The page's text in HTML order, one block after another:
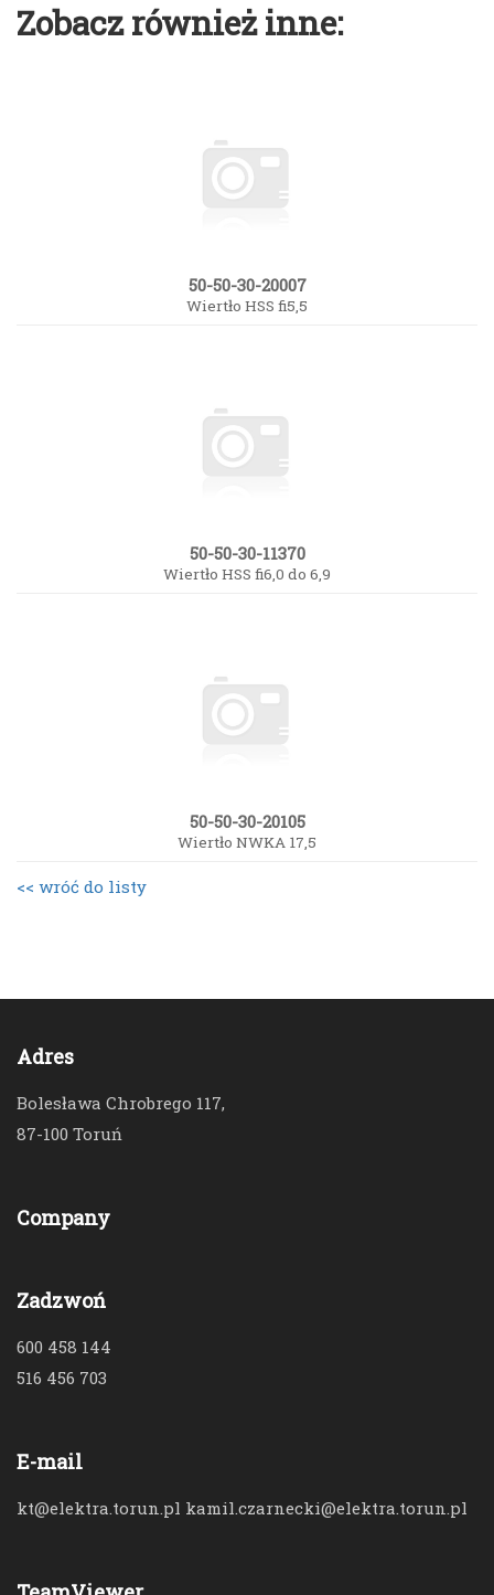
Zobacz również inne:
50-50-30-20007
Wiertło HSS fi5,5
50-50-30-11370
Wiertło HSS fi6,0 do 6,9
50-50-30-20105
Wiertło NWKA 17,5
<< wróć do listy
Adres
Bolesława Chrobrego 117,
87-100 Toruń
Company
Zadzwoń
600 458 144
516 456 703
E-mail
kt@elektra.torun.pl kamil.czarnecki@elektra.torun.pl